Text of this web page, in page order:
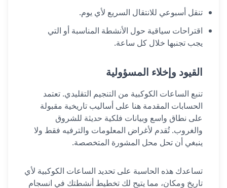
تنقل أسبوعي للانتقال السريع لأي يوم.
اقتراحات سياقية حول الأنشطة المناسبة أو التي
يجب تجنبها خلال كل ساعة.
القيود وإخلاء المسؤولية
تنبع الساعات الكوكبية من التنجيم التقليدي. تعتمد
الحسابات المقدمة هنا على أساليب تاريخية مقبولة
على نطاق واسع وبيانات فلكية حديثة للشروق
والغروب. تُقدم لأغراض المعلومات والترفيه فقط ولا
ينبغي أن تحل محل المشورة المتخصصة.
تساعدك هذه الحاسبة على تحديد الساعات الكوكبية لأي
تاريخ ومكان، مما يتيح لك تخطيط أنشطتك في انسجام